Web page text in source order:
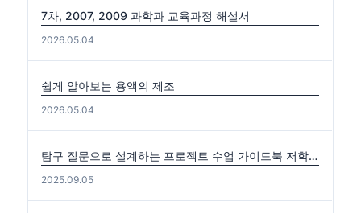
7차, 2007, 2009 과학과 교육과정 해설서
2026.05.04
쉽게 알아보는 용액의 제조
2026.05.04
탐구 질문으로 설계하는 프로젝트 수업 가이드북 저학년편. 중·고학년편
2025.09.05